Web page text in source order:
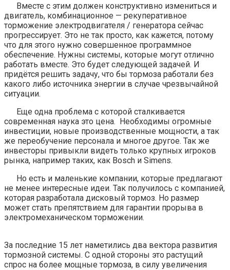
Вместе с этим должен конструктивно измениться и
двигатель, комбинационное — рекуперативное
торможение электродвигателя / генератора сейчас
прогрессирует. Это не так просто, как кажется, потому
что для этого нужно совершенное программное
обеспечение. Нужны системы, которые могут отлично
работать вместе. Это будет следующей задачей. И
придётся решить задачу, что бы тормоза работали без
какого либо источника энергии в случае чрезвычайной
ситуации.
Еще одна проблема с которой сталкивается
современная наука это цена. Необходимы огромные
инвестиции, новые производственные мощности, а так
же переобучение персонала и многое другое. Так же
инвесторы привыкли видеть только крупных игроков
рынка, например таких, как Bosch и Simens.
Но есть и маленькие компании, которые предлагают
не менее интересные идеи. Так получилось с компанией,
которая разработала дисковый тормоз. Но размер
может стать препятствием для гарантии прорыва в
электромеханическом торможении.
За последние 15 лет наметились два вектора развития
тормозной системы. С одной стороны это растущий
спрос на более мощные тормоза, в силу увеличения